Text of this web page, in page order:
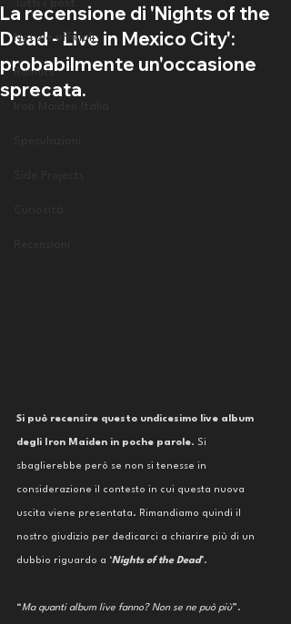
Notizie ufficiali
Rumors
La recensione di 'Nights of the
Dead - Live in Mexico City':
probabilmente un'occasione
sprecata.
Si può recensire questo undicesimo live album
degli Iron Maiden in poche parole. Si
sbaglierebbe però se non si tenesse in
considerazione il contesto in cui questa nuova
uscita viene presentata. Rimandiamo quindi il
nostro giudizio per dedicarci a chiarire più di un
dubbio riguardo a ‘Nights of the Dead’.
“Ma quanti album live fanno? Non se ne può più”.